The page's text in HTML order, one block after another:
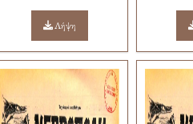
Λήψη